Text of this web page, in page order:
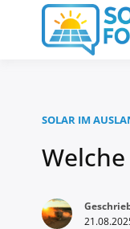
springen
SOLAR IM